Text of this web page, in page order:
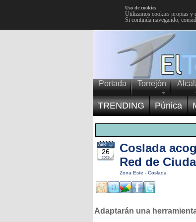
Uso de cookies
Utilizamos cookies propias y
Si continúa navegando,
Portada Torrejón
TRENDING Púnica
26
ABR
2026
Coslada
Red de
Zona Este - Coslada
Adaptarán una